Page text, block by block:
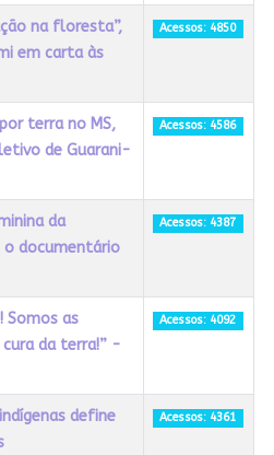
na floresta”,
em carta às
Acessos: 4850
terra no MS,
de Guarani-
Acessos: 4586
da
o documentário
Acessos: 4387
Somos as
da terra!” -
Acessos: 4092
define
Acessos: 4361